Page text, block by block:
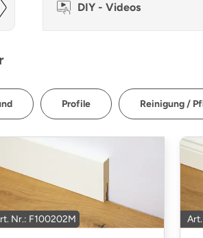
DIY - Videos
Profile Reinigung /
Nr.: F100202M